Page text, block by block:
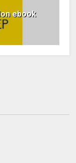
ebook